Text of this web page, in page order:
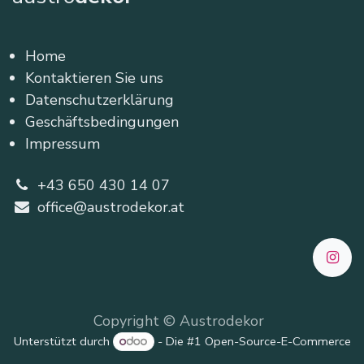
Home
Kontaktieren Sie uns
Datenschutzerklärung
Geschäftsbedingungen
Impressum
+43 650 430 14 07
office@austrodekor.at
Copyright © Austrodekor
Unterstützt durch - Die #1 Open-Source-E-Commerce